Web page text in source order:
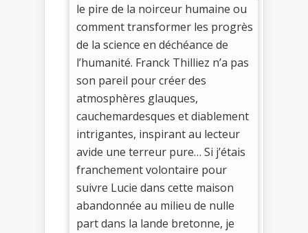
le pire de la noirceur humaine ou
comment transformer les progrès
de la science en déchéance de
l’humanité. Franck Thilliez n’a pas
son pareil pour créer des
atmosphères glauques,
cauchemardesques et diablement
intrigantes, inspirant au lecteur
avide une terreur pure… Si j’étais
franchement volontaire pour
suivre Lucie dans cette maison
abandonnée au milieu de nulle
part dans la lande bretonne, je